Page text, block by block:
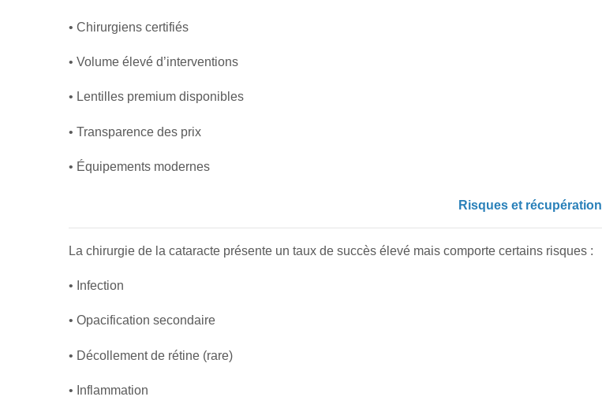
• Chirurgiens certifiés
• Volume élevé d’interventions
• Lentilles premium disponibles
• Transparence des prix
• Équipements modernes
Risques et récupération
La chirurgie de la cataracte présente un taux de succès élevé mais comporte certains risques :
• Infection
• Opacification secondaire
• Décollement de rétine (rare)
• Inflammation